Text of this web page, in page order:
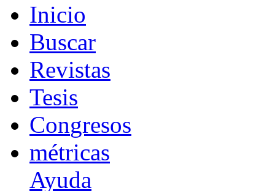
Inicio
Buscar
Revistas
Tesis
Congresos
métricas
Ayuda